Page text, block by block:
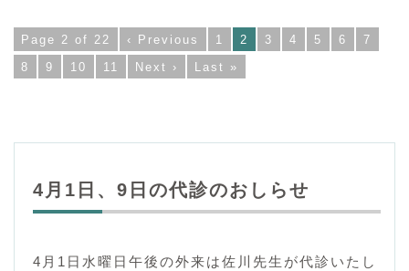
Page 2 of 22 ‹ Previous 1 2 3 4 5 6
7
8
9 10 11 Next › Last »
4月1日、9日の代診のおしらせ
4月1日水曜日午後の外来は佐川先生が代診いたし